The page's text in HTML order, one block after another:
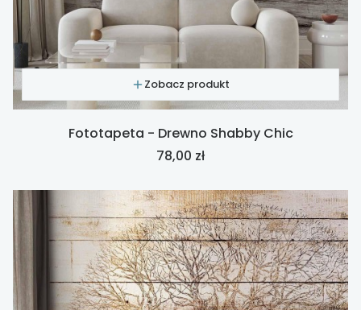
Zobacz produkt
Fototapeta - Drewno Shabby Chic
Cena
78,00 zł